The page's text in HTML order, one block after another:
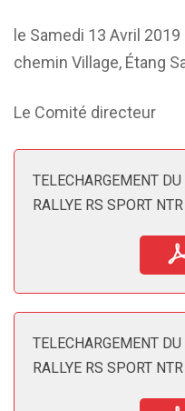
le Samedi 13 Avril 2019
chemin Village, Étang
Le Comité directeur
TELECHARGEMENT
RALLYE RS SPORT
TELECHARGEMENT
RALLYE RS SPORT